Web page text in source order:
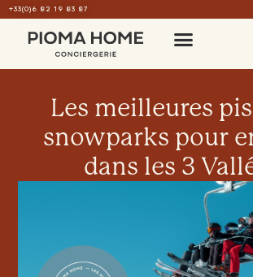
+33(0)6 82 19 83 87
Les meilleures
snowparks pour
dans les 3